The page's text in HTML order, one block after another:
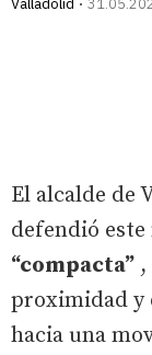
El alcalde de
defendió este
“compacta”
proximidad y
hacia una